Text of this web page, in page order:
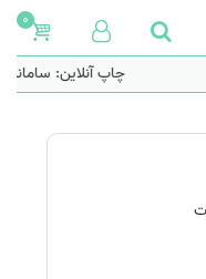
0
چاپ آنلاین: